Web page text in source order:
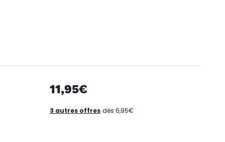
11,95€
3 autres offres dès 6,95€